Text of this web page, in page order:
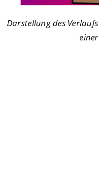
Darstellung des